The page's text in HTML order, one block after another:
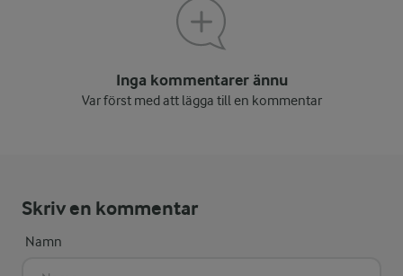
Inga kommentarer ännu
Var först med att lägga till en kommentar
Skriv en kommentar
Namn